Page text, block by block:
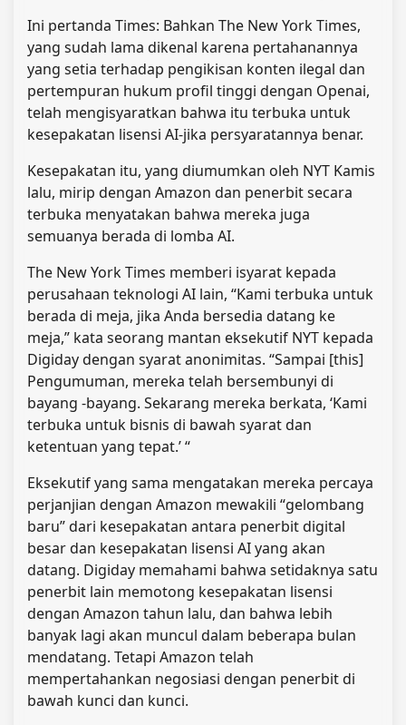
Ini pertanda Times: Bahkan The New York Times,
yang sudah lama dikenal karena pertahanannya
yang setia terhadap pengikisan konten ilegal dan
pertempuran hukum profil tinggi dengan Openai,
telah mengisyaratkan bahwa itu terbuka untuk
kesepakatan lisensi AI-jika persyaratannya benar.
Kesepakatan itu, yang diumumkan oleh NYT Kamis
lalu, mirip dengan Amazon dan penerbit secara
terbuka menyatakan bahwa mereka juga
semuanya berada di lomba AI.
The New York Times memberi isyarat kepada
perusahaan teknologi AI lain, “Kami terbuka untuk
berada di meja, jika Anda bersedia datang ke
meja,” kata seorang mantan eksekutif NYT kepada
Digiday dengan syarat anonimitas. “Sampai [this]
Pengumuman, mereka telah bersembunyi di
bayang -bayang. Sekarang mereka berkata, ‘Kami
terbuka untuk bisnis di bawah syarat dan
ketentuan yang tepat.’ “
Eksekutif yang sama mengatakan mereka percaya
perjanjian dengan Amazon mewakili “gelombang
baru” dari kesepakatan antara penerbit digital
besar dan kesepakatan lisensi AI yang akan
datang. Digiday memahami bahwa setidaknya satu
penerbit lain memotong kesepakatan lisensi
dengan Amazon tahun lalu, dan bahwa lebih
banyak lagi akan muncul dalam beberapa bulan
mendatang. Tetapi Amazon telah
mempertahankan negosiasi dengan penerbit di
bawah kunci dan kunci.